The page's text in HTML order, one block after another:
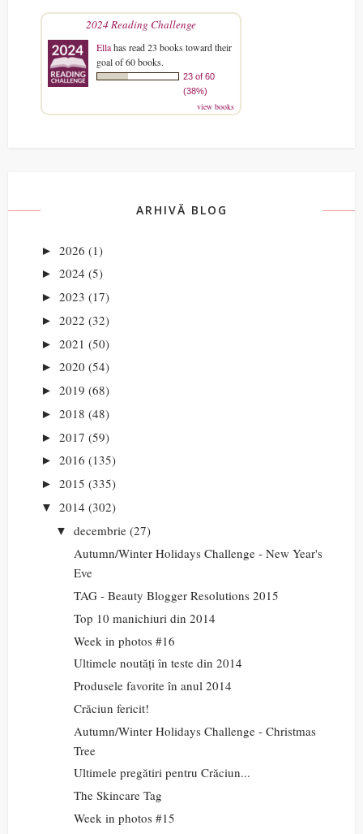
2024 Reading Challenge
Ellahas read 23 books toward their
goal of 60 books.
23 of 60
(38%)
view books
ARHIVĂ BLOG
► 2026 (1)
► 2024 (5)
► 2023 (17)
► 2022 (32)
► 2021 (50)
► 2020 (54)
► 2019 (68)
► 2018 (48)
► 2017 (59)
► 2016 (135)
► 2015 (335)
▼ 2014 (302)
▼ decembrie (27)
Autumn/Winter Holidays Challenge - New Year's
Eve
TAG - Beauty Blogger Resolutions 2015
Top 10 manichiuri din 2014
Week in photos #16
Ultimele noutăți în teste din 2014
Produsele favorite în anul 2014
Crăciun fericit!
Autumn/Winter Holidays Challenge - Christmas
Tree
Ultimele pregătiri pentru Crăciun...
The Skincare Tag
Week in photos #15